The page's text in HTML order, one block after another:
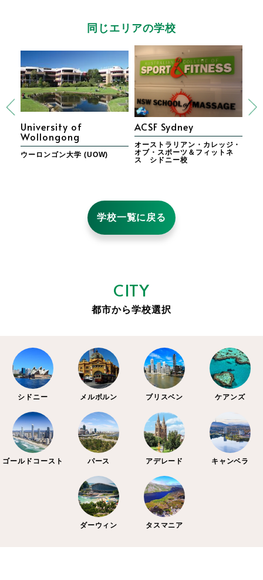
同じエリアの学校
University of
Wollongong
ウーロンゴン大学 (UOW)
ACSF Sydney
オーストラリアン・カレッジ・
オブ・スポーツ＆フィットネ
ス シドニー校
学校一覧に戻る
CITY
都市から学校選択
シドニー メルボルン ブリスベン ケアンズ
ゴールドコースト パース アデレード キャンベラ
ダーウィン タスマニア